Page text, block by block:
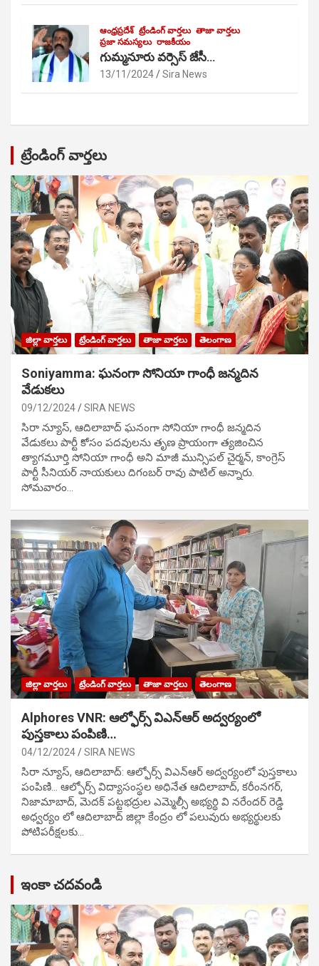
ఆంధ్రప్రదేశ్ ట్రేండింగ్ వార్తలు తాజా వార్తలు
ప్రజా సమస్యలు రాజకీయం
గుమ్మనూరు వర్సెస్ జేసీ…
13/11/2024 Sira News
ట్రేండింగ్ వార్తలు
జిల్లా వార్తలు ట్రేండింగ్ వార్తలు తాజా వార్తలు తెలంగాణ
Soniyamma: ఘ‌నంగా సోనియా గాంధీ జ‌న్మ‌దిన
వేడుక‌లు
09/12/2024 SIRA NEWS
సిరా న్యూస్, ఆదిలాబాద్ ఘ‌నంగా సోనియా గాంధీ జ‌న్మ‌దిన
వేడుక‌లు పార్టీ కోసం ప‌ద‌వుల‌ను తృణ ప్రాయంగా త్య‌జించిన
త్యాగమూర్తి సోనియా గాంధీ అని మాజీ మున్సిప‌ల్ చైర్మ‌న్, కాంగ్రెస్
పార్టీ సీనియ‌ర్ నాయ‌కులు దిగంబ‌ర్ రావు పాటిల్ అన్నారు.
సోమవారం…
జిల్లా వార్తలు ట్రేండింగ్ వార్తలు తాజా వార్తలు తెలంగాణ
Alphores VNR: ఆల్ఫోర్స్ విఎన్ఆర్ అద్వర్యంలో
పుస్తకాలు పంపిణి…
04/12/2024 SIRA NEWS
సిరా న్యూస్, ఆదిలాబాద్: ఆల్ఫోర్స్ విఎన్ఆర్ అద్వర్యంలో పుస్తకాలు
పంపిణి… ఆల్ఫోర్స్ విద్యాసంస్థల అధినేత ఆదిలాబాద్, కరీంనగర్,
నిజామాబాద్, మెదక్ పట్టభద్రుల ఎమ్మెల్సీ అభ్యర్థి వి నరేందర్ రెడ్డి
అధ్వర్యం లో ఆదిలాబాద్ జిల్లా కేంద్రం లో పలువురు అభ్యర్థులకు
పోటిప‌రీక్ష‌ల‌కు…
ఇంకా చదవండి